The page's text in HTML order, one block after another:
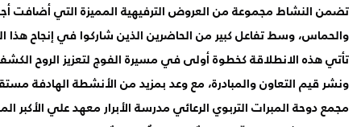
تضمن النشاط مجموعة من العروض الترفيهية المميزة التي أضافت
والحماس، وسط تفاعل كبير من الحاضرين الذين شاركوا في إنجاح هذا
تأتي هذه الانطلاقة كخطوة أولى في مسيرة الفوج لتعزيز الروح
ونشر قيم التعاون والمبادرة، مع وعد بمزيد من الأنشطة الهادفة
مجمع دوحة المبرات التربوي الرعائي مدرسة الأبرار معهد علي الأكبر